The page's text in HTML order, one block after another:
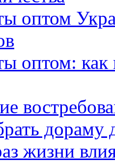
оптом
оптом:
дораму
жизни